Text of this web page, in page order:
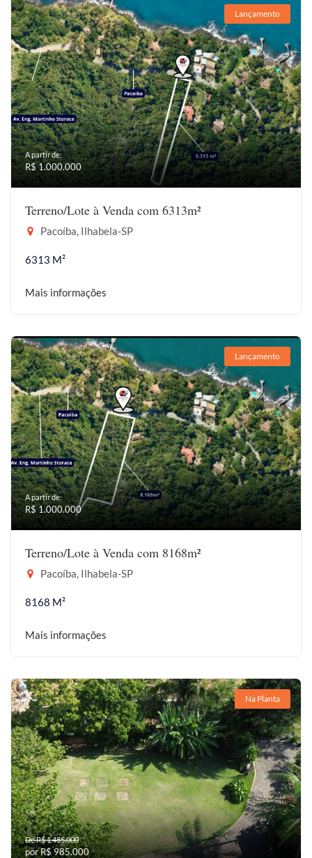
Lançamento
A partir de:
R$ 1.000.000
Terreno/Lote à Venda com 6313m²
Pacoíba, Ilhabela-SP
6313 M²
Mais informações
Lançamento
A partir de:
R$ 1.000.000
Terreno/Lote à Venda com 8168m²
Pacoíba, Ilhabela-SP
8168 M²
Mais informações
Na Planta
De R$ 1.485.000
por R$ 985.000